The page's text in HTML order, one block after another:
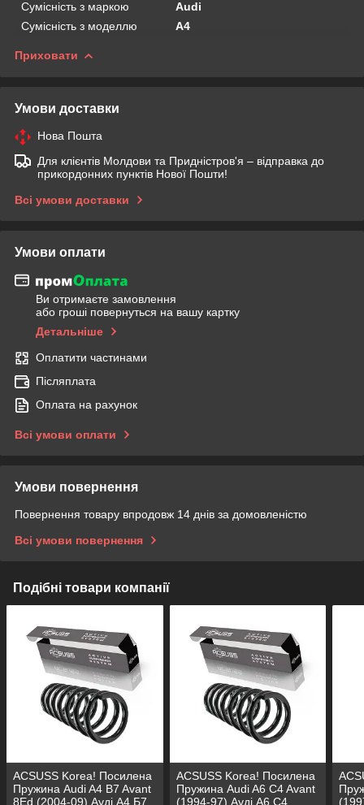
Сумісність з маркою
Audi
Сумісність з моделлю
A4
Приховати
Умови доставки
Нова Пошта
Для клієнтів Молдови та Придністров'я – відправка до
прикордонних пунктів Нової Пошти!
Всі умови доставки
Умови оплати
Ви отримаєте замовлення
або гроші повернуться на вашу картку
Детальніше
Оплатити частинами
Післяплата
Оплата на рахунок
Всі умови оплати
Умови повернення
Повернення товару впродовж 14 днів за домовленістю
Всі умови повернення
Подібні товари компанії
ACSUSS Korea! Посилена
Пружина Audi A4 B7 Avant
8Ed (2004-09) Ауді А4 Б7
ACSUSS Korea! Посилена
Пружина Audi A6 C4 Avant
(1994-97) Ауді А6 С4